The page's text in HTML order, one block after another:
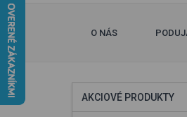
O NÁS
AKCIOVÉ PRODUKTY